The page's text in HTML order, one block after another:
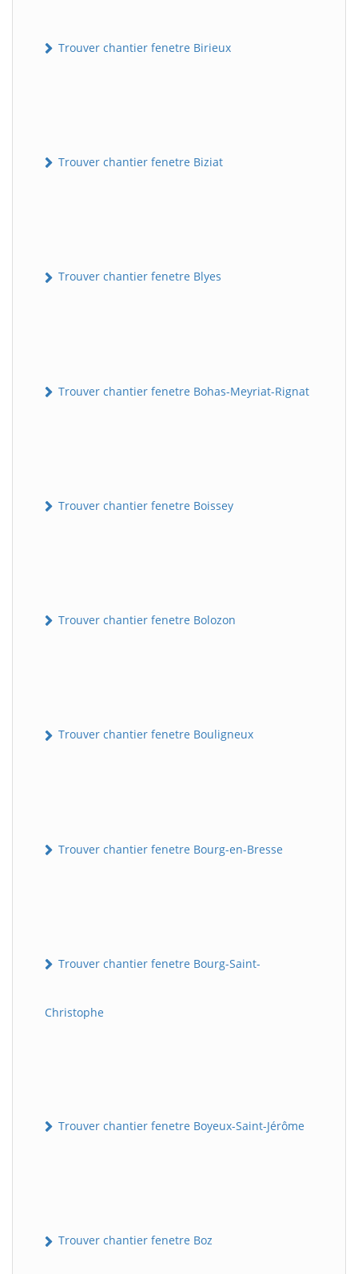
Trouver chantier fenetre Birieux
Trouver chantier fenetre Biziat
Trouver chantier fenetre Blyes
Trouver chantier fenetre Bohas-Meyriat-Rignat
Trouver chantier fenetre Boissey
Trouver chantier fenetre Bolozon
Trouver chantier fenetre Bouligneux
Trouver chantier fenetre Bourg-en-Bresse
Trouver chantier fenetre Bourg-Saint-
Christophe
Trouver chantier fenetre Boyeux-Saint-Jérôme
Trouver chantier fenetre Boz